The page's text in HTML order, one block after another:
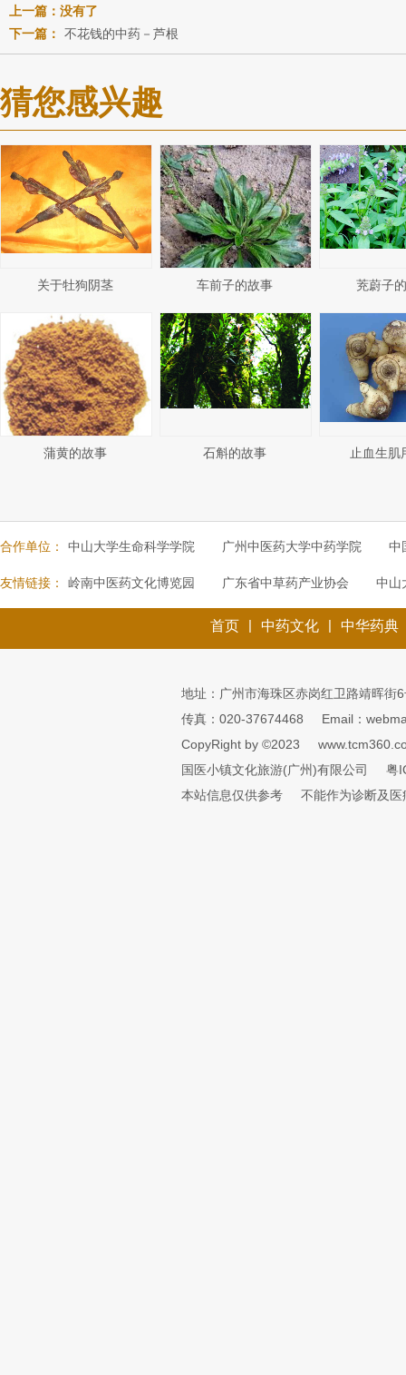
上一篇：没有了
下一篇：
不花钱的中药－芦根
猜您感兴趣
关于牡狗阴茎 车前子的故事 茺蔚子
蒲黄的故事 石斛的故事 止血生肌
合作单位： 中山大学生命科学学院 广州中医药大学中药学院 中
友情链接： 岭南中医药文化博览园 广东省中草药产业协会 中山
首页 | 中药文化 | 中华药典
地址：广州市海珠区赤岗红卫路靖晖街
传真：020-37674468
Email：
CopyRight by ©2023
国医小镇文化旅游(广州)有限公司
粤
本站信息仅供参考
不能作为诊断及医